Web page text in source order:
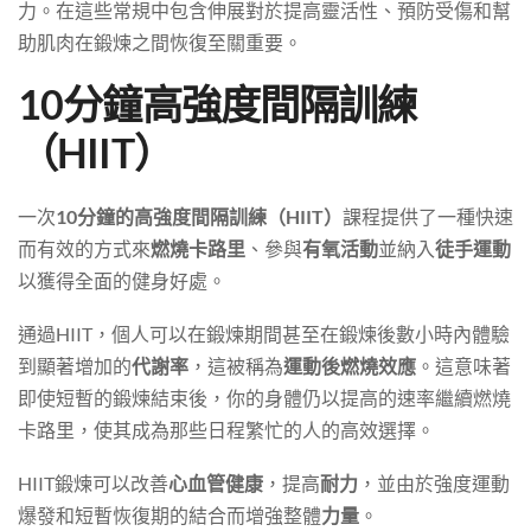
力。在這些常規中包含伸展對於提高靈活性、預防受傷和幫
助肌肉在鍛煉之間恢復至關重要。
10分鐘高強度間隔訓練
（HIIT）
一次10分鐘的高強度間隔訓練（HIIT） 課程提供了一種快速
而有效的方式來燃燒卡路里 、參與有氧活動並納入徒手運動
以獲得全面的健身好處。
通過HIIT，個人可以在鍛煉期間甚至在鍛煉後數小時內體驗
到顯著增加的代謝率 ，這被稱為運動後燃燒效應 。這意味著
即使短暫的鍛煉結束後，你的身體仍以提高的速率繼續燃燒
卡路里，使其成為那些日程繁忙的人的高效選擇。
HIIT鍛煉可以改善心血管健康 ，提高耐力 ，並由於強度運動
爆發和短暫恢復期的結合而增強整體力量 。